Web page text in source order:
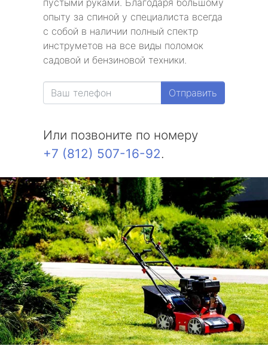
пустыми руками. Благодаря большому
опыту за спиной у специалиста всегда
с собой в наличии полный спектр
инструметов на все виды поломок
садовой и бензиновой техники.
Отправить
Или позвоните по номеру
+7 (812) 507-16-92.